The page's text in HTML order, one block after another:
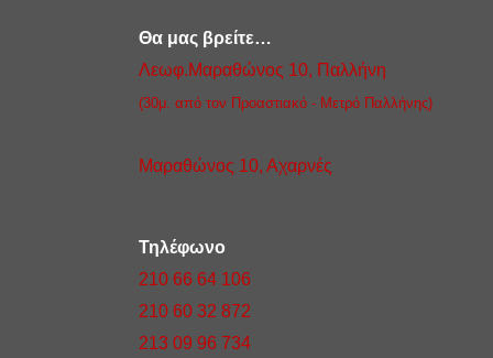
Θα μας βρείτε…
Λεωφ.Μαραθώνος 10, Παλλήνη
(30μ. από τον Προαστιακό - Μετρό Παλλήνης)
Μαραθώνος 10, Αχαρνές
Τηλέφωνο
210 66 64 106
210 60 32 872
213 09 96 734